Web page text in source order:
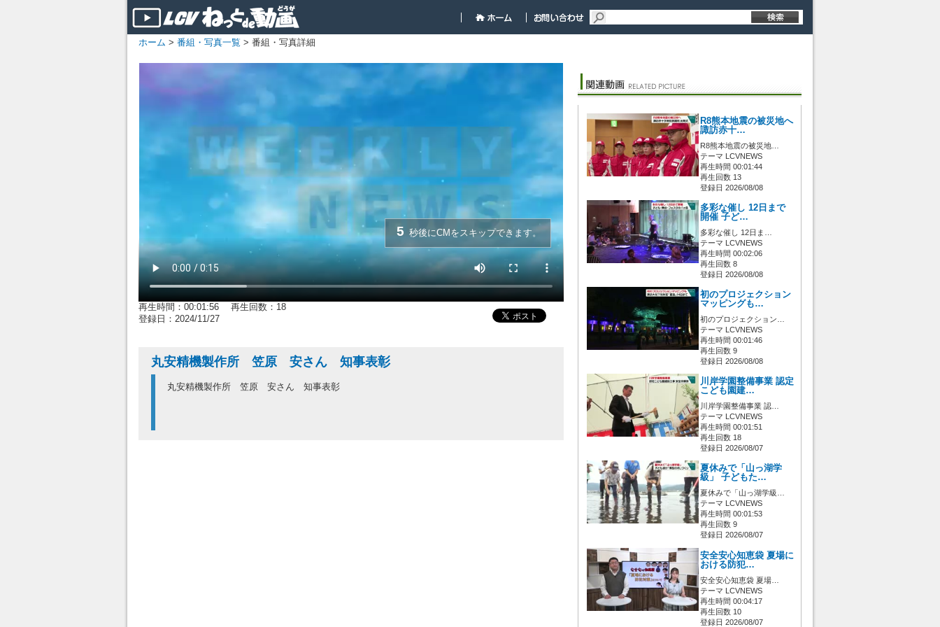
ホーム > 番組・写真一覧 > 番組・写真詳細
5 秒後にCMをスキップできます。
再生時間：00:01:56 再生回数：18
登録日：2024/11/27
丸安精機製作所 笠原 安さん 知事表彰
丸安精機製作所 笠原 安さん 知事表彰
R8熊本地震の被災地へ
諏訪赤十…
R8熊本地震の被災地…
テーマ LCVNEWS
再生時間 00:01:44
再生回数 13
登録日 2026/08/08
多彩な催し 12日まで
開催 子ど…
多彩な催し 12日ま…
テーマ LCVNEWS
再生時間 00:02:06
再生回数 8
登録日 2026/08/08
初のプロジェクション
マッピングも…
初のプロジェクション…
テーマ LCVNEWS
再生時間 00:01:46
再生回数 9
登録日 2026/08/08
川岸学園整備事業 認定
こども園建…
川岸学園整備事業 認…
テーマ LCVNEWS
再生時間 00:01:51
再生回数 18
登録日 2026/08/07
夏休みで「山っ湖学
級」 子どもた…
夏休みで「山っ湖学級…
テーマ LCVNEWS
再生時間 00:01:53
再生回数 9
登録日 2026/08/07
安全安心知恵袋 夏場に
おける防犯…
安全安心知恵袋 夏場…
テーマ LCVNEWS
再生時間 00:04:17
再生回数 10
登録日 2026/08/07